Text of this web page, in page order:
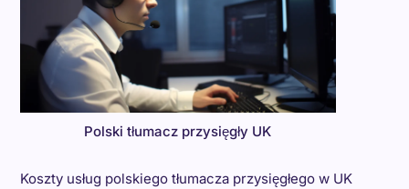
Polski tłumacz przysięgły UK
Koszty usług polskiego tłumacza przysięgłego w UK